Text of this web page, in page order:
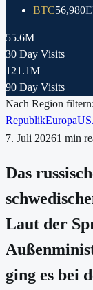
BTC56,980
55.6M
30 Day Visits
121.1M
90 Day Visits
Nach Region filtern:
RepublikEuropa
7. Juli 20261 min
Das
Laut der
ging es bei